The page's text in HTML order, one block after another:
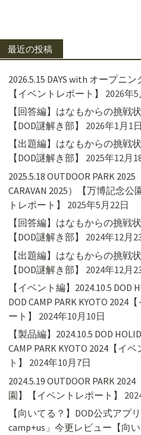
最近の投稿
2026.5.15 DAYS with オープニ
【イベントレポート】
2026年
【回答編】はなもからの挑戦
【DOD謎解き部】
2026年1月1日
【出題編】はなもからの挑戦
【DOD謎解き部】
2025年12月
2025.5.18 OUTDOOR PARK 2025
CARAVAN 2025）【万博記念公
トレポート】
2025年5月22日
【回答編】はなもからの挑戦
【DOD謎解き部】
2024年12月
【出題編】はなもからの挑戦
【DOD謎解き部】
2024年12月
【イベント編】2024.10.5 DOD
DOD CAMP PARK KYOTO 2024
ート】
2024年10月10日
【製品編】2024.10.5 DOD
CAMP PARK KYOTO 2024【イ
ト】
2024年10月7日
2024.5.19 OUTDOOR PARK
園】【イベントレポート】
【向いてる？】DOD公式アプ
camp+us」今更レビュー【向い